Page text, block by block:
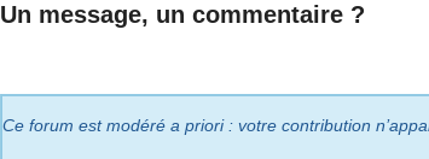
Un message, un commentaire ?
Ce forum est modéré a priori : votre contribution